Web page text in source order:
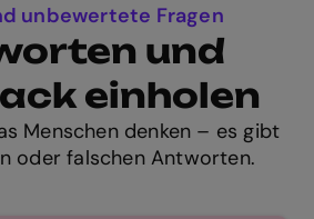
unbewertete Fragen
und
einholen
Menschen denken – es gibt
oder falschen Antworten.